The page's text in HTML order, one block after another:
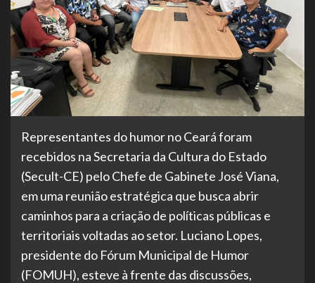
Representantes do humor no Ceará foram
recebidos na Secretaria da Cultura do Estado
(Secult-CE) pelo Chefe de Gabinete José Viana,
em uma reunião estratégica que busca abrir
caminhos para a criação de políticas públicas e
territoriais voltadas ao setor. Luciano Lopes,
presidente do Fórum Municipal de Humor
(FOMUH), esteve à frente das discussões,